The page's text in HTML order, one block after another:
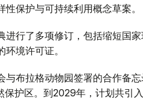
保护与可持续利用概念草案。
进行了多项修订，包括缩短国
境许可证。
与布拉格动物园签署的合作备
保护区。到2029年，计划共引